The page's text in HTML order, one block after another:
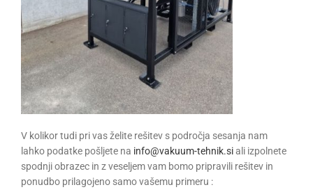
V kolikor tudi pri vas želite rešitev s področja sesanja nam
lahko podatke pošljete na info@vakuum-tehnik.siali izpolnete
spodnji obrazec in z veseljem vam bomo pripravili rešitev in
ponudbo prilagojeno samo vašemu primeru :